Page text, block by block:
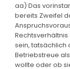
aa) Das
bereits Zweifel
Rechtsverhältnis
sein, tatsächlich
Betriebstreue
wollte oder ob